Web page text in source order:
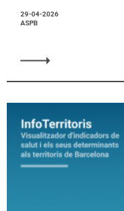
29-04-2026
ASPB